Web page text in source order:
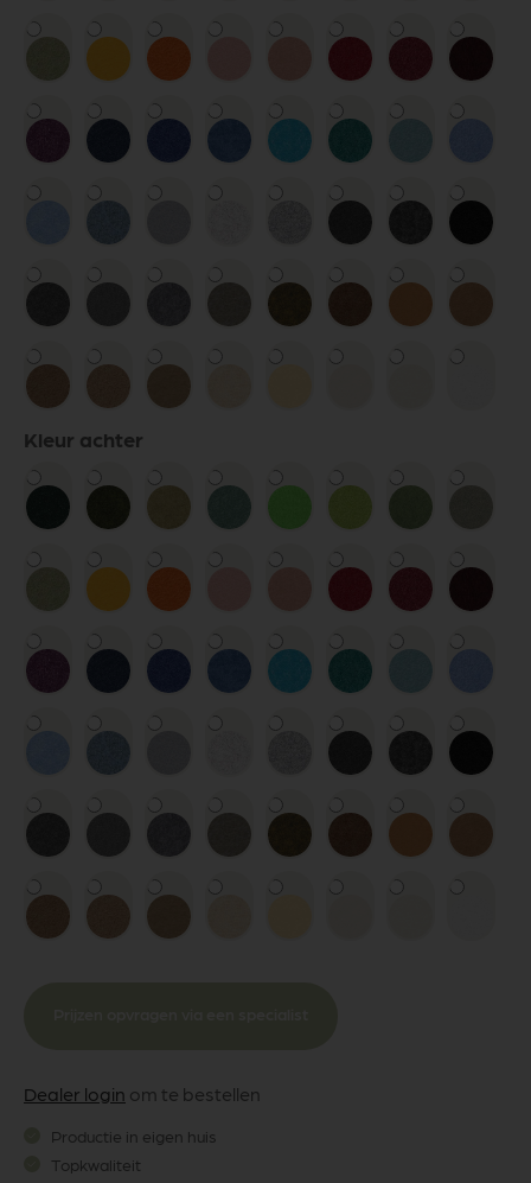
Kleur achter
Dealer login om te bestellen
Productie in eigen huis
Topkwaliteit